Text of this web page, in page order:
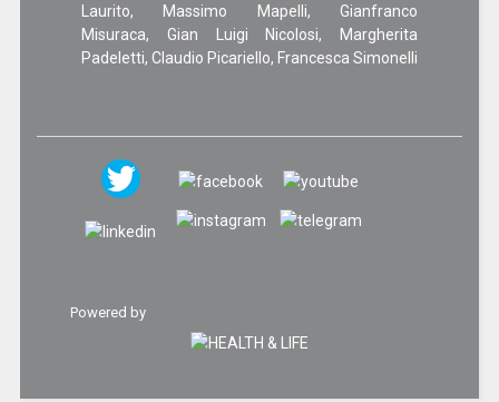
Laurito, Massimo Mapelli, Gianfranco
Misuraca, Gian Luigi Nicolosi, Margherita
Padeletti, Claudio Picariello, Francesca Simonelli
Powered by